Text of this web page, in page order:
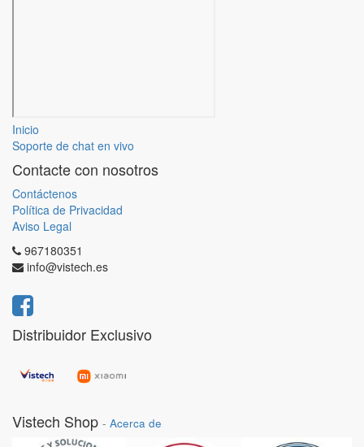
Inicio
Soporte de chat en vivo
Contacte con nosotros
Contáctenos
Política de Privacidad
Aviso Legal
967180351
info@vistech.es
Distribuidor Exclusivo
Vistech Shop - Acerca de